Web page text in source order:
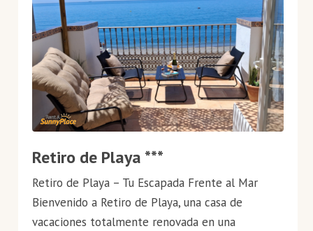
Retiro de Playa ***
Retiro de Playa – Tu Escapada Frente al Mar
Bienvenido a Retiro de Playa, una casa de
vacaciones totalmente renovada en una